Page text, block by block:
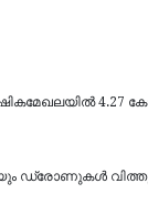
4.27
ഡ്രോണുകൾ